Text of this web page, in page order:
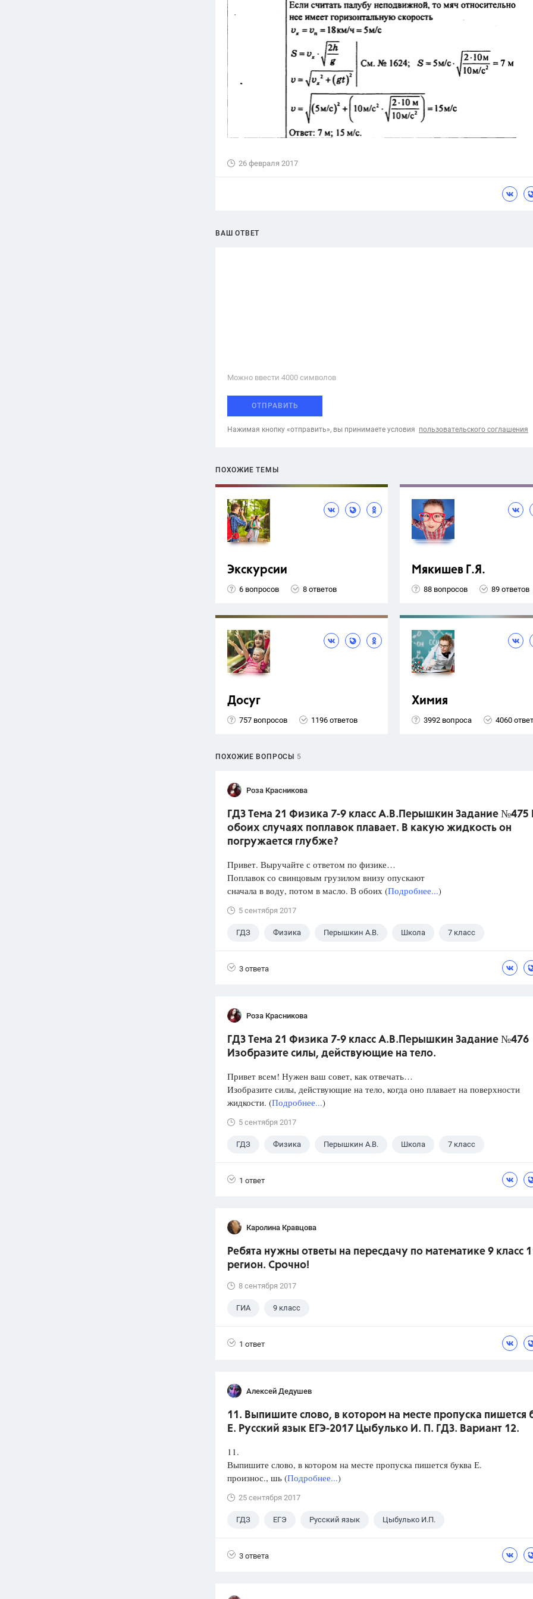
26 февраля 2017
ВАШ ОТВЕТ
Можно ввести 4000 cимволов
ОТПРАВИТЬ
Нажимая кнопку «отправить», вы принимаете условия пользовательского соглашения
ПОХОЖИЕ ТЕМЫ
Экскурсии
6 вопросов 8 ответов
Мякишев Г.Я.
88 вопросов 89 ответов
Досуг
757 вопросов 1196 ответов
Химия
3992 вопроса 4060
ПОХОЖИЕ ВОПРОСЫ 5
Роза Красникова
ГДЗ Тема 21 Физика 7-9 класс А.В.Перышкин Задание №475
обоих случаях поплавок плавает. В какую жидкость он
погружается глубже?
Привет. Выручайте с ответом по физике…
Поплавок со свинцовым грузилом внизу опускают
сначала в воду, потом в масло. В обоих (Подробнее...)
5 сентября 2017
ГДЗ Физика Перышкин А.В. Школа 7 класс
3 ответа
Роза Красникова
ГДЗ Тема 21 Физика 7-9 класс А.В.Перышкин Задание №476
Изобразите силы, действующие на тело.
Привет всем! Нужен ваш совет, как отвечать…
Изобразите силы, действующие на тело, когда оно плавает на поверхности
жидкости. (Подробнее...)
5 сентября 2017
ГДЗ Физика Перышкин А.В. Школа 7 класс
1 ответ
Каролина Кравцова
Ребята нужны ответы на пересдачу по математике 9 класс
регион. Срочно!
8 сентября 2017
ГИА 9 класс
1 ответ
Алексей Дедушев
11. Выпишите слово, в котором на месте пропуска пишется
Е. Русский язык ЕГЭ-2017 Цыбулько И. П. ГДЗ. Вариант 12.
11.
Выпишите слово, в котором на месте пропуска пишется буква Е.
произнос., шь (Подробнее...)
25 сентября 2017
ГДЗ ЕГЭ Русский язык Цыбулько И.П.
3 ответа